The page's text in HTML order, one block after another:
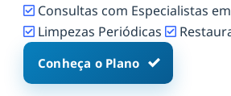
Consultas com Especialistas
Limpezas Periódicas
Conheça o Plano